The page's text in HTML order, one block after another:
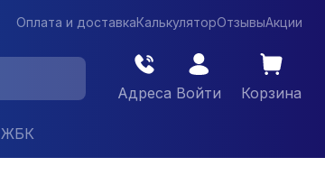
Оплата и доставкаКалькуляторОтзывыАкции
Адреса Войти Корзина
ЖБК